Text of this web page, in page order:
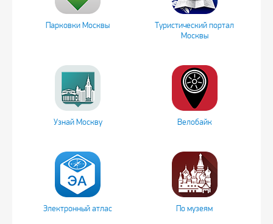
Парковки Москвы
Туристический портал
Москвы
Узнай Москву Велобайк
Электронный атлас По музеям